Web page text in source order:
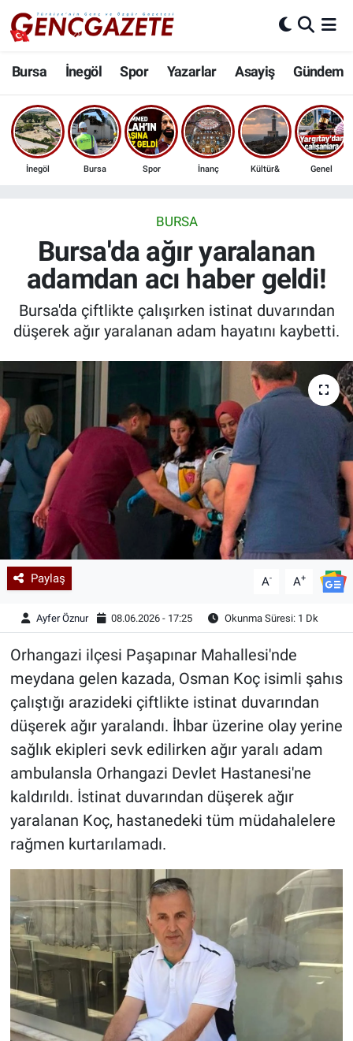
Bursa İnegöl Spor Yazarlar Asayiş Gündem
İnegöl Bursa Spor İnanç Kültür& Genel
BURSA
Bursa'da ağır yaralanan
adamdan acı haber geldi!
Bursa'da çiftlikte çalışırken istinat duvarından
düşerek ağır yaralanan adam hayatını kaybetti.
Paylaş A- A+
Ayfer Öznur 08.06.2026 - 17:25 Okunma Süresi: 1 Dk
Orhangazi ilçesi Paşapınar Mahallesi'nde
meydana gelen kazada, Osman Koç isimli şahıs
çalıştığı arazideki çiftlikte istinat duvarından
düşerek ağır yaralandı. İhbar üzerine olay yerine
sağlık ekipleri sevk edilirken ağır yaralı adam
ambulansla Orhangazi Devlet Hastanesi'ne
kaldırıldı. İstinat duvarından düşerek ağır
yaralanan Koç, hastanedeki tüm müdahalelere
rağmen kurtarılamadı.
Bursa
İnegöl
3.SAYFA
Ekonomi
Güncel
İnanç
Kadın & Aile
Kültür & Sanat
Sağlık
Siyaset
Teknoloji
Yazarlar
Astroloji-Rüya
Nöbetçi Eczaneler
Hava Durumu
Trafik Durumu
Son Dakika Haberleri
Haber Arşivi